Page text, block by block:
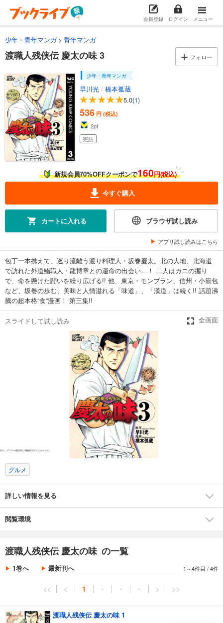
会員登録 ログイン メニュー
少年・青年マンガ 青年マンガ
渡職人残侠伝 慶太の味 3 フォロー
少年・青年マンガ
早川光 / 橋本孤蔵
5.0(1)
536 円 (税込)
2pt
完結
新規会員70%OFFクーポンで160円(税込)
今すぐ購入
カートに入れる ブラウザ試し読み
アプリ試し読みはこちら
包丁一本携えて、巡り流離う渡り料理人・坂巻慶太。北の大地、北海道
で訪れた外道鮨職人・龍博章との運命の出会い…！ 二人はカニの握り
で、命を懸けた闘いを繰り広げる!! 他、東京・モンブラン、信州・小籠包
など、坂巻の歩む、美味と人情溢れる「味道」、「漢道」は続く!! 話題沸
騰の超本格“食”漫画！ 第三集!!
スライドして試し読み 全画面
グルメ
詳しい情報を見る
閲覧環境
渡職人残侠伝 慶太の味 の一覧
1巻へ 最新刊へ 1～4件目 /4件
<< < 1 ・ ・ ・ > >>
渡職人残侠伝 慶太の味 1